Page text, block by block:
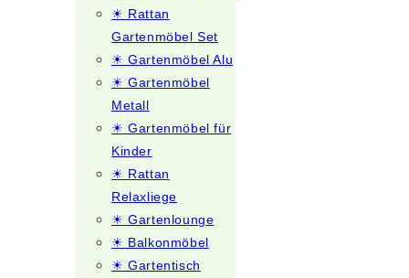
☀ Rattan
Gartenmöbel Set
☀ Gartenmöbel Alu
☀ Gartenmöbel
Metall
☀ Gartenmöbel für
Kinder
☀ Rattan
Relaxliege
☀ Gartenlounge
☀ Balkonmöbel
☀ Gartentisch